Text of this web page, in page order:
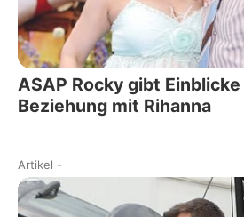
ASAP Rocky gibt
Beziehung mit Rihanna
Artikel -